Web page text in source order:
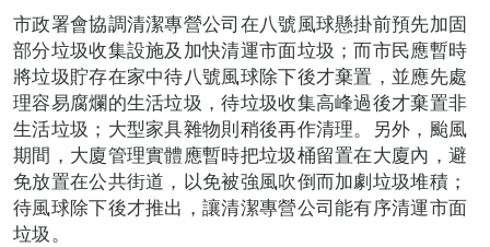
市政署會協調清潔專營公司在八號風球懸掛前預先加固
部分垃圾收集設施及加快清運市面垃圾；而市民應暫時
將垃圾貯存在家中待八號風球除下後才棄置，並應先處
理容易腐爛的生活垃圾，待垃圾收集高峰過後才棄置非
生活垃圾；大型家具雜物則稍後再作清理。另外，颱風
期間，大廈管理實體應暫時把垃圾桶留置在大廈內，避
免放置在公共街道，以免被強風吹倒而加劇垃圾堆積；
待風球除下後才推出，讓清潔專營公司能有序清運市面
垃圾。